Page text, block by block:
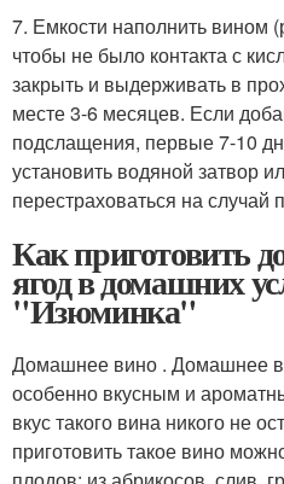
7. Емкости наполнить вином
чтобы не было контакта с
закрыть и выдерживать в
месте 3-6 месяцев. Если
подслащения, первые 7-10
установить водяной затвор
перестраховаться на случай
Как приготовить
ягод в домашних
"Изюминка"
Домашнее вино . Домашнее
особенно вкусным и
вкус такого вина никого не
приготовить такое вино